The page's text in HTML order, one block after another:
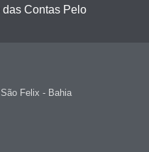
Contas Pelo
Felix - Bahia